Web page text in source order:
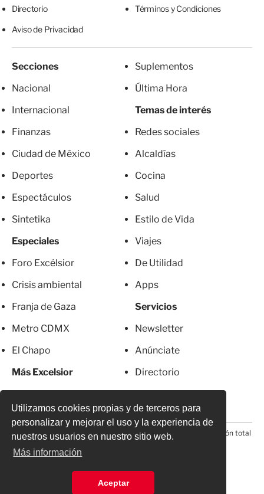
Utilizamos cookies propias y de terceros para
personalizar y mejorar el uso y la experiencia de
nuestros usuarios en nuestro sitio web.
Más información
Aceptar
Directorio Términos y Condiciones
Aviso de Privacidad
Secciones
Nacional
Internacional
Finanzas
Ciudad de México
Deportes
Espectáculos
Sintetika
Especiales
Foro Excélsior
Crisis ambiental
Franja de Gaza
Metro CDMX
El Chapo
Más Excelsior
Suplementos
Última Hora
Temas de interés
Redes sociales
Alcaldías
Cocina
Salud
Estilo de Vida
Viajes
De Utilidad
Apps
Servicios
Newsletter
Anúnciate
Directorio
© 2026 Todos los derechos reservados. Prohibida la reproducción total
o parcial, incluyendo cualquier medio electrónico*